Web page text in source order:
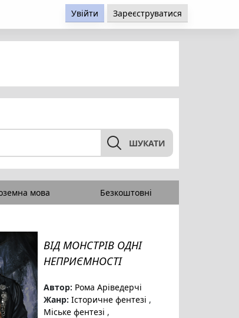
Увійти Зареєструватися
ШУКАТИ
мова Безкоштовні
ВІД МОНСТРІВ ОДНІ
НЕПРИЄМНОСТІ
Автор: Рома Аріведерчі
Жанр: Історичне фентезі ,
Міське фентезі ,